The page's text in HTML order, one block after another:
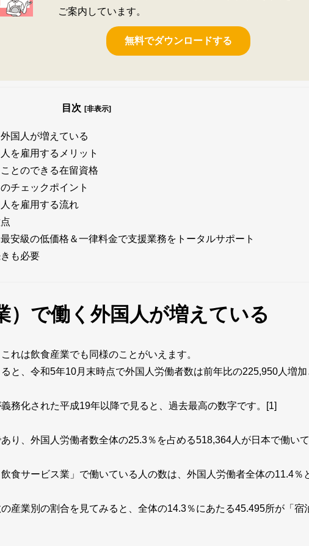
ご案内しています。
無料でダウンロードする
目次 [非表示]
国人が増えている
を雇用するメリット
とのできる在留資格
チェックポイント
を雇用する流れ
安級の低価格＆一律料金で支援業務をトータルサポート
も必要
）で働く外国人が増えている
れは飲食産業でも同様のことがいえます。
と、令和5年10月末時点で外国人労働者数は前年比の225,950人増加
務化された平成19年以降で見ると、過去最高の数字です。[1]
り、外国人労働者数全体の25.3％を占める518,364人が日本で働いて
食サービス業」で働いている人の数は、外国人労働者全体の11.4％
産業別の割合を見てみると、全体の14.3％にあたる45.495所が「宿